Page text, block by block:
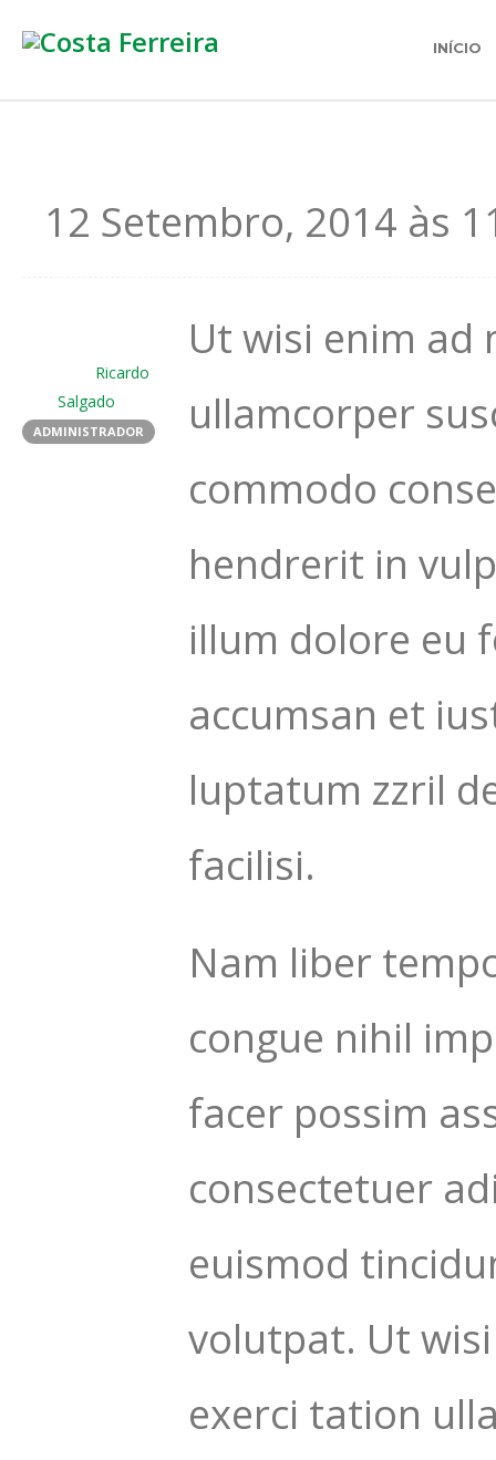
INÍCIO
12 Setembro, 2014 às
Ricardo
Salgado
ADMINISTRADOR
Ut wisi enim
ullamcorper
commodo
hendrerit in
illum dolore eu
accumsan et
luptatum zzril
facilisi.
Nam liber
congue nihil
facer possim
consectetuer
euismod
volutpat. Ut
exerci tation